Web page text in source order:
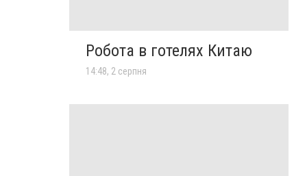
Робота в готелях Китаю
14:48, 2 серпня